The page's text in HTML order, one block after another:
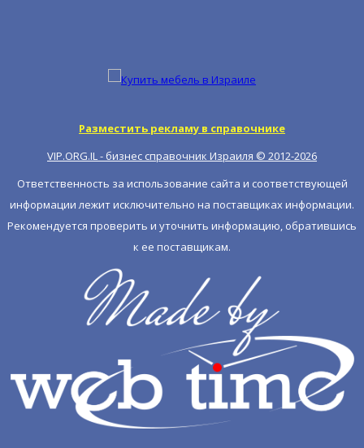
Разместить рекламу в справочнике
VIP.ORG.IL - бизнес справочник Израиля © 2012-2026
Ответственность за использование сайта и соответствующей
информации лежит исключительно на поставщиках информации.
Рекомендуется проверить и уточнить информацию, обратившись
к ее поставщикам.